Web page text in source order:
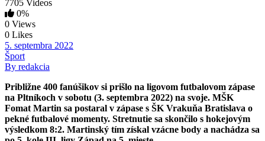
7705 Videos
0%
0 Views
0 Likes
5. septembra 2022
Šport
By redakcia
Približne 400 fanúšikov si prišlo na ligovom futbalovom zápase
na Pltníkoch v sobotu (3. septembra 2022) na svoje. MŠK
Fomat Martin sa postaral v zápase s ŠK Vrakuňa Bratislava o
pekné futbalové momenty. Stretnutie sa skončilo s hokejovým
výsledkom 8:2. Martinský tím získal vzácne body a nachádza sa